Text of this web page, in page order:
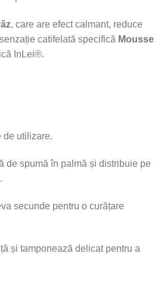
, care are efect calmant, reduce
catifelată specifică Mousse
InLei®.
de utilizare.
de spumă în palmă și distribuie pe
secunde pentru o curățare
și tamponează delicat pentru a